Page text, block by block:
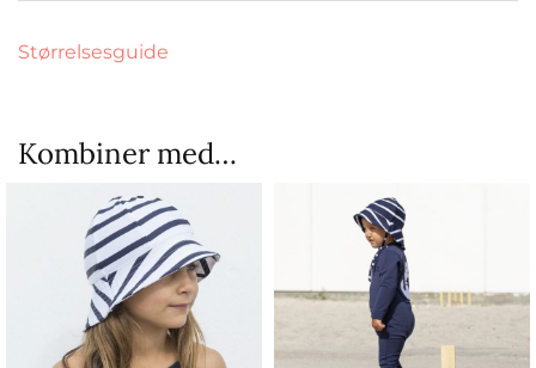
Størrelsesguide
Kombiner med…